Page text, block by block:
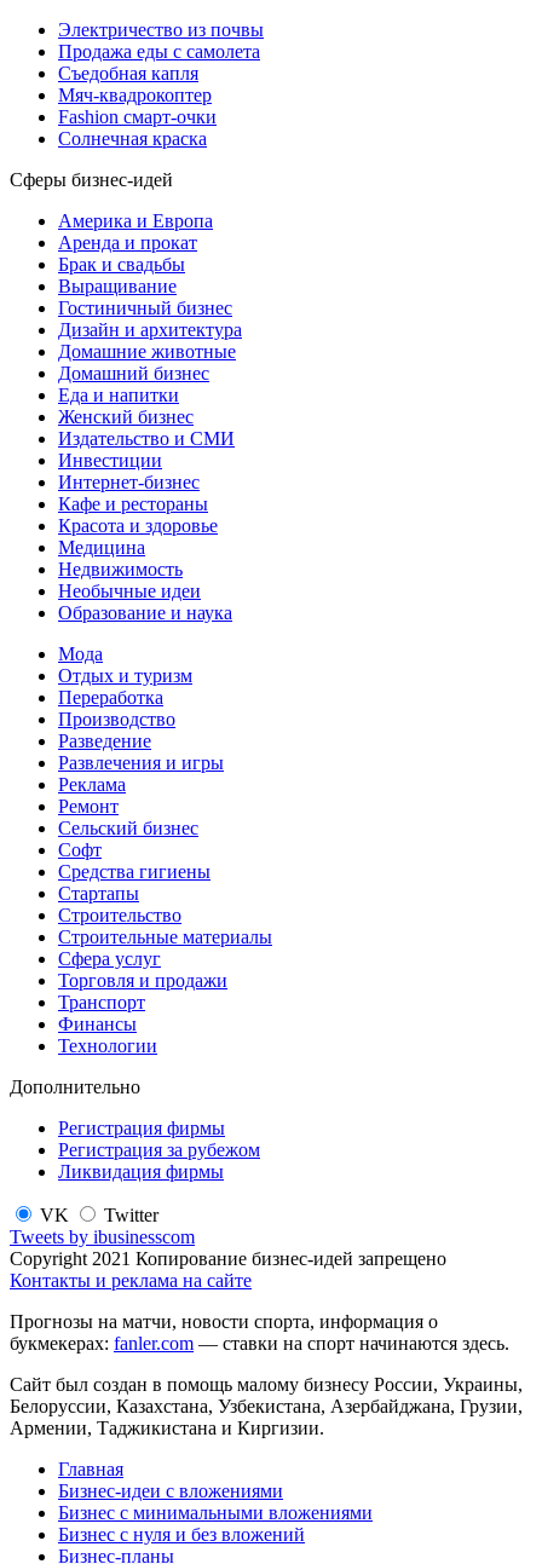
Электричество из почвы
Продажа еды с самолета
Съедобная капля
Мяч-квадрокоптер
Fashion смарт-очки
Солнечная краска
Сферы бизнес-идей
Америка и Европа
Аренда и прокат
Брак и свадьбы
Выращивание
Гостиничный бизнес
Дизайн и архитектура
Домашние животные
Домашний бизнес
Еда и напитки
Женский бизнес
Издательство и СМИ
Инвестиции
Интернет-бизнес
Кафе и рестораны
Красота и здоровье
Медицина
Недвижимость
Необычные идеи
Образование и наука
Мода
Отдых и туризм
Переработка
Производство
Разведение
Развлечения и игры
Реклама
Ремонт
Сельский бизнес
Софт
Средства гигиены
Стартапы
Строительство
Строительные материалы
Сфера услуг
Торговля и продажи
Транспорт
Финансы
Технологии
Дополнительно
Регистрация фирмы
Регистрация за рубежом
Ликвидация фирмы
VK
Twitter
Tweets by ibusinesscom
Copyright 2021 Копирование бизнес-идей запрещено
Контакты и реклама на сайте
Прогнозы на матчи, новости спорта, информация о
букмекерах: fanler.com — ставки на спорт начинаются здесь.
Сайт был создан в помощь малому бизнесу России, Украины,
Белоруссии, Казахстана, Узбекистана, Азербайджана, Грузии,
Армении, Таджикистана и Киргизии.
Главная
Бизнес-идеи с вложениями
Бизнес с минимальными вложениями
Бизнес с нуля и без вложений
Бизнес-планы